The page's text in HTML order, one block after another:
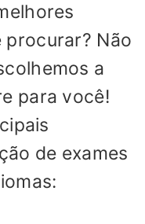
Não
a
para você!
de exames